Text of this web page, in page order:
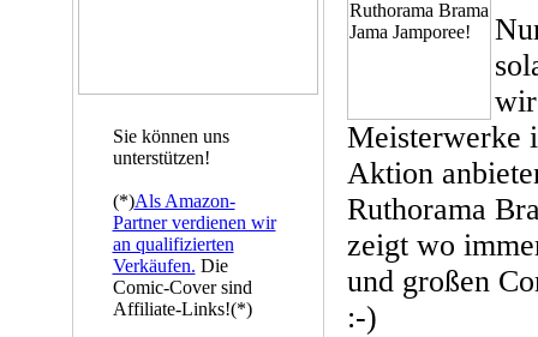
Sie können uns
unterstützen!
(*)Als Amazon-
Partner verdienen wir
an qualifizierten
Verkäufen. Die
Comic-Cover sind
Affiliate-Links!(*)
Meisterwerke
Aktion
Ruthorama
zeigt wo
und großen
:-)